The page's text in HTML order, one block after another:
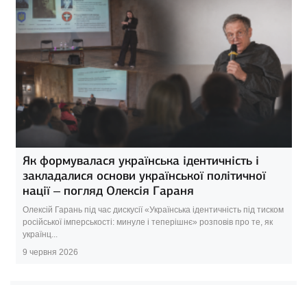
Як формувалася українська ідентичність і
закладалися основи української політичної
нації – погляд Олексія Гараня
Олексій Гарань під час дискусії «Українська ідентичність під тиском
російської імперськості: минуле і теперішнє» розповів про те, як
українц...
9 червня 2026